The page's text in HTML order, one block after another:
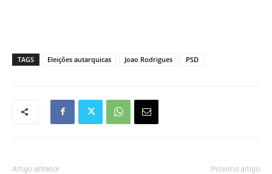
TAGS Eleições autarquicas Joao Rodrigues PSD
Artigo anterior Próximo artigo